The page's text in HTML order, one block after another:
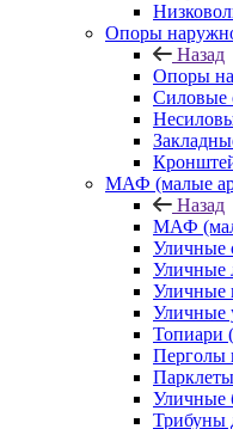
Опоры
Назад
Опоры
Силовые
МАФ (малые
Назад
МАФ
Уличные
Уличные
Уличные
Уличные
Топиари
Перголы
Парклеты
Уличные
Трибуны